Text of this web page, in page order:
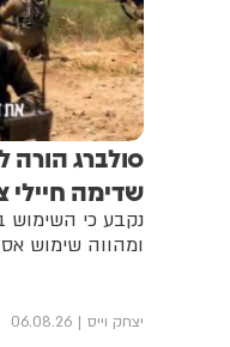
שדימה
נקבע כי השימוש
ומהווה שימוש
יצחק וייס 06.08.26